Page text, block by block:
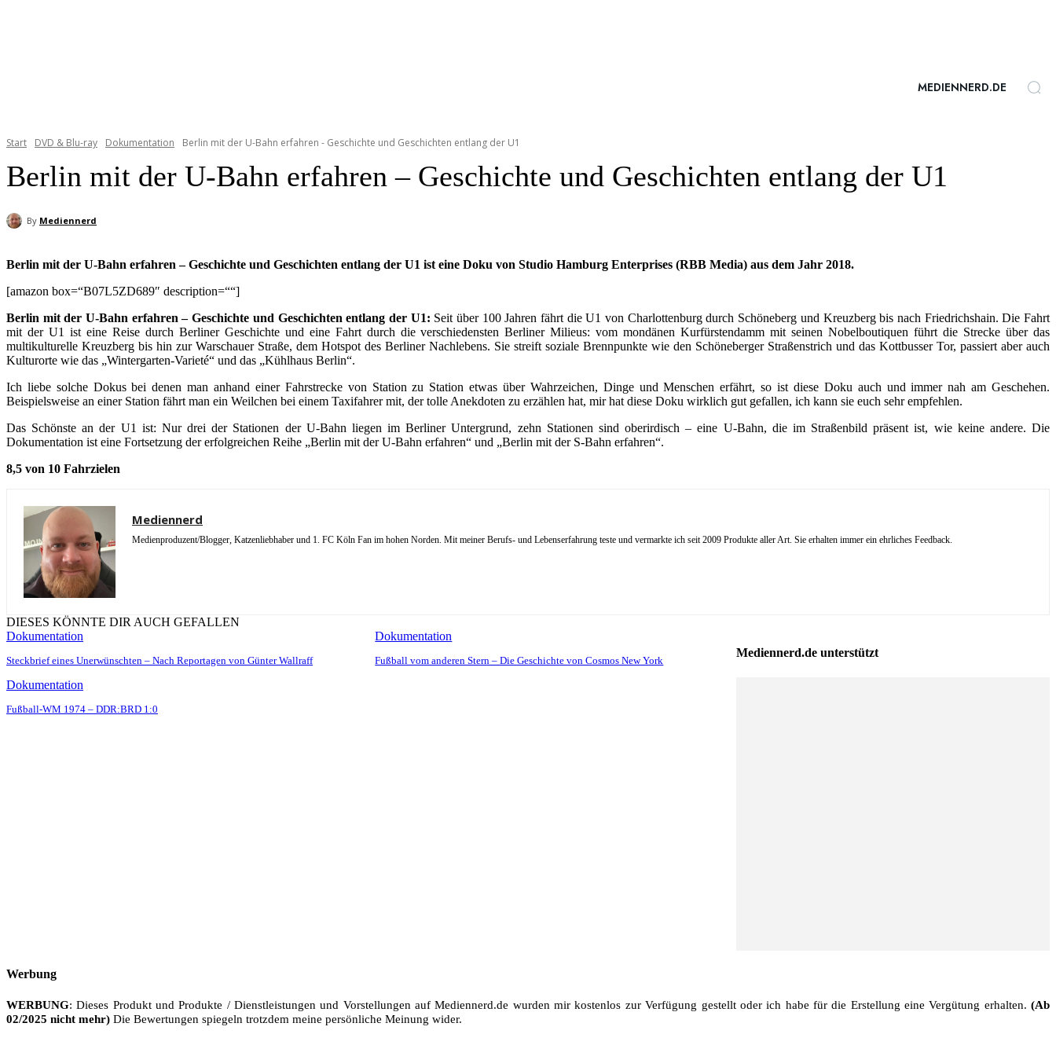
MEDIENNERD.DE
Start DVD & Blu-ray Dokumentation Berlin mit der U-Bahn erfahren - Geschichte und Geschichten entlang der U1
Berlin mit der U-Bahn erfahren – Geschichte und Geschichten entlang der U1
By Mediennerd
Berlin mit der U-Bahn erfahren – Geschichte und Geschichten entlang der U1 ist eine Doku von Studio Hamburg Enterprises (RBB Media) aus dem Jahr 2018.
[amazon box=“B07L5ZD689″ description=““]
Berlin mit der U-Bahn erfahren – Geschichte und Geschichten entlang der U1: Seit über 100 Jahren fährt die U1 von Charlottenburg durch Schöneberg und Kreuzberg bis nach Friedrichshain. Die Fahrt
mit der U1 ist eine Reise durch Berliner Geschichte und eine Fahrt durch die verschiedensten Berliner Milieus: vom mondänen Kurfürstendamm mit seinen Nobelboutiquen führt die Strecke über das
multikulturelle Kreuzberg bis hin zur Warschauer Straße, dem Hotspot des Berliner Nachlebens. Sie streift soziale Brennpunkte wie den Schöneberger Straßenstrich und das Kottbusser Tor, passiert aber auch
Kulturorte wie das „Wintergarten-Varieté“ und das „Kühlhaus Berlin“.
Ich liebe solche Dokus bei denen man anhand einer Fahrstrecke von Station zu Station etwas über Wahrzeichen, Dinge und Menschen erfährt, so ist diese Doku auch und immer nah am Geschehen.
Beispielsweise an einer Station fährt man ein Weilchen bei einem Taxifahrer mit, der tolle Anekdoten zu erzählen hat, mir hat diese Doku wirklich gut gefallen, ich kann sie euch sehr empfehlen.
Das Schönste an der U1 ist: Nur drei der Stationen der U-Bahn liegen im Berliner Untergrund, zehn Stationen sind oberirdisch – eine U-Bahn, die im Straßenbild präsent ist, wie keine andere. Die
Dokumentation ist eine Fortsetzung der erfolgreichen Reihe „Berlin mit der U-Bahn erfahren“ und „Berlin mit der S-Bahn erfahren“.
8,5 von 10 Fahrzielen
Mediennerd
Medienproduzent/Blogger, Katzenliebhaber und 1. FC Köln Fan im hohen Norden. Mit meiner Berufs- und Lebenserfahrung teste und vermarkte ich seit 2009 Produkte aller Art. Sie erhalten immer ein ehrliches Feedback.
DIESES KÖNNTE DIR AUCH GEFALLEN
Dokumentation
Steckbrief eines Unerwünschten – Nach Reportagen von Günter Wallraff
Dokumentation
Fußball vom anderen Stern – Die Geschichte von Cosmos New York
Dokumentation
Fußball-WM 1974 – DDR:BRD 1:0
Mediennerd.de unterstützt
Werbung
WERBUNG: Dieses Produkt und Produkte / Dienstleistungen und Vorstellungen auf Mediennerd.de wurden mir kostenlos zur Verfügung gestellt oder ich habe für die Erstellung eine Vergütung erhalten. (Ab
02/2025 nicht mehr) Die Bewertungen spiegeln trotzdem meine persönliche Meinung wider.